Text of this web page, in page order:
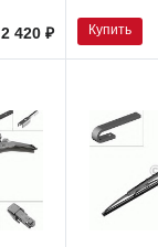
2 420 ₽ Купить